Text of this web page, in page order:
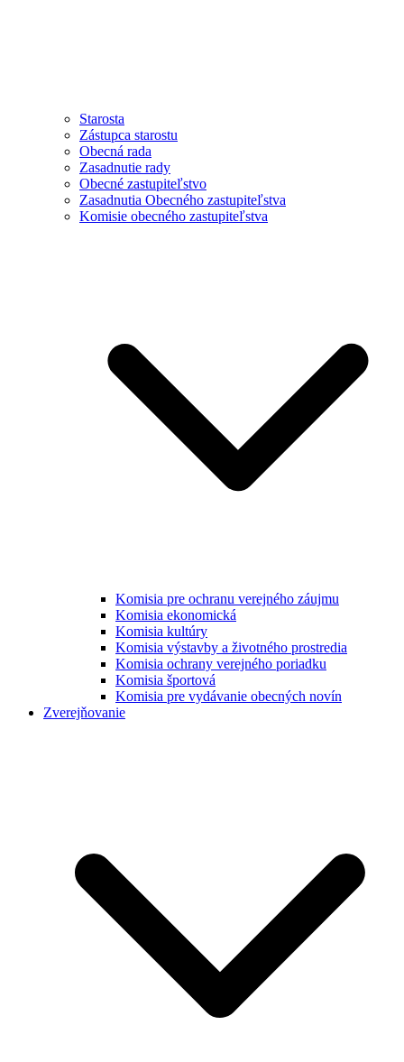
Starosta
Zástupca starostu
Obecná rada
Zasadnutie rady
Obecné zastupiteľstvo
Zasadnutia Obecného zastupiteľstva
Komisie obecného zastupiteľstva
Komisia pre ochranu verejného záujmu
Komisia ekonomická
Komisia kultúry
Komisia výstavby a životného prostredia
Komisia ochrany verejného poriadku
Komisia športová
Komisia pre vydávanie obecných novín
Zverejňovanie